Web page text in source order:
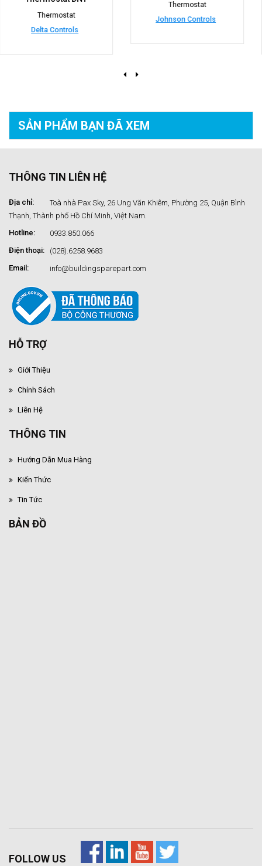
Johnson Controls Thermostat
SẢN PHẨM BẠN ĐÃ XEM
THÔNG TIN LIÊN HỆ
Địa chỉ:
Toà nhà Pax Sky, 26 Ung Văn Khiêm, Phường 25, Quận Bình
Thạnh, Thành phố Hồ Chí Minh, Việt Nam.
Hotline:
0933.850.066
Điện thoại:
(028).6258.9683
Email:
info@buildingsparepart.com
HỖ TRỢ
Giới Thiệu
Chính Sách
Liên Hệ
THÔNG TIN
Hướng Dẫn Mua Hàng
Kiến Thức
Tin Tức
BẢN ĐỒ
FOLLOW US